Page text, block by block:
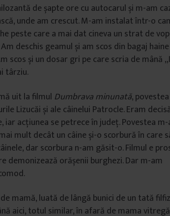
de șapte ore cu autocarul și m-am
unde am crescut. M-am instalat într-o
peste care a mai dat cineva un strat de
deschis geamul și am scos din bagaj
scos și un dosar gri pe care scria de mână
târziu.
uit la filmul Dumbrava minunată,
Lizucăi și ale câinelui Patrocle. Eram
acțiunea se petrece în județ. Povestea
mult decât un câine și-o scorbură în care
dar scorbura n-am găsit-o. Filmul e
demonizează orășenii burghezi. Dar m-am
mamă, luată de lângă bunici de un tată
aici, totul similar, în afară de mama